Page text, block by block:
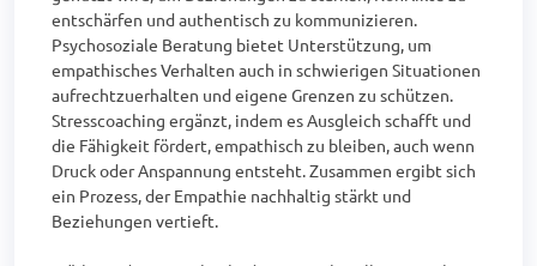
entschärfen und authentisch zu kommunizieren.
Psychosoziale Beratung bietet Unterstützung, um
empathisches Verhalten auch in schwierigen Situationen
aufrechtzuerhalten und eigene Grenzen zu schützen.
Stresscoaching ergänzt, indem es Ausgleich schafft und
die Fähigkeit fördert, empathisch zu bleiben, auch wenn
Druck oder Anspannung entsteht. Zusammen ergibt sich
ein Prozess, der Empathie nachhaltig stärkt und
Beziehungen vertieft.